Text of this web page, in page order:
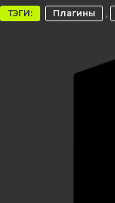
ТЭГИ: Плагины ,